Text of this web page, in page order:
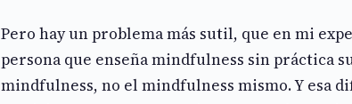
Pero hay un problema más sutil, que en mi
persona que enseña mindfulness sin práctica
mindfulness, no el mindfulness mismo. Y esa